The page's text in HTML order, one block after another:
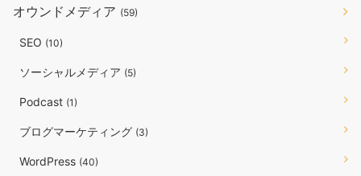
オウンドメディア (59)
SEO (10)
ソーシャルメディア (5)
Podcast (1)
ブログマーケティング (3)
WordPress (40)